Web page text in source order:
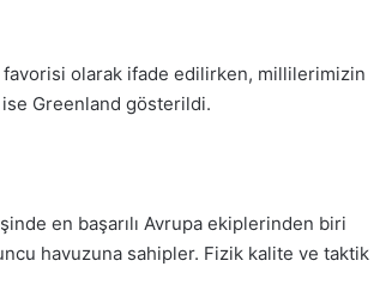
favorisi olarak ifade edilirken, millilerimizin
Greenland gösterildi.
en başarılı Avrupa ekiplerinden biri
havuzuna sahipler. Fizik kalite ve taktik